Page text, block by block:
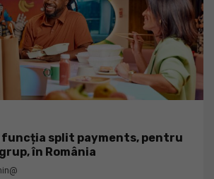
funcția split payments, pentru
în România